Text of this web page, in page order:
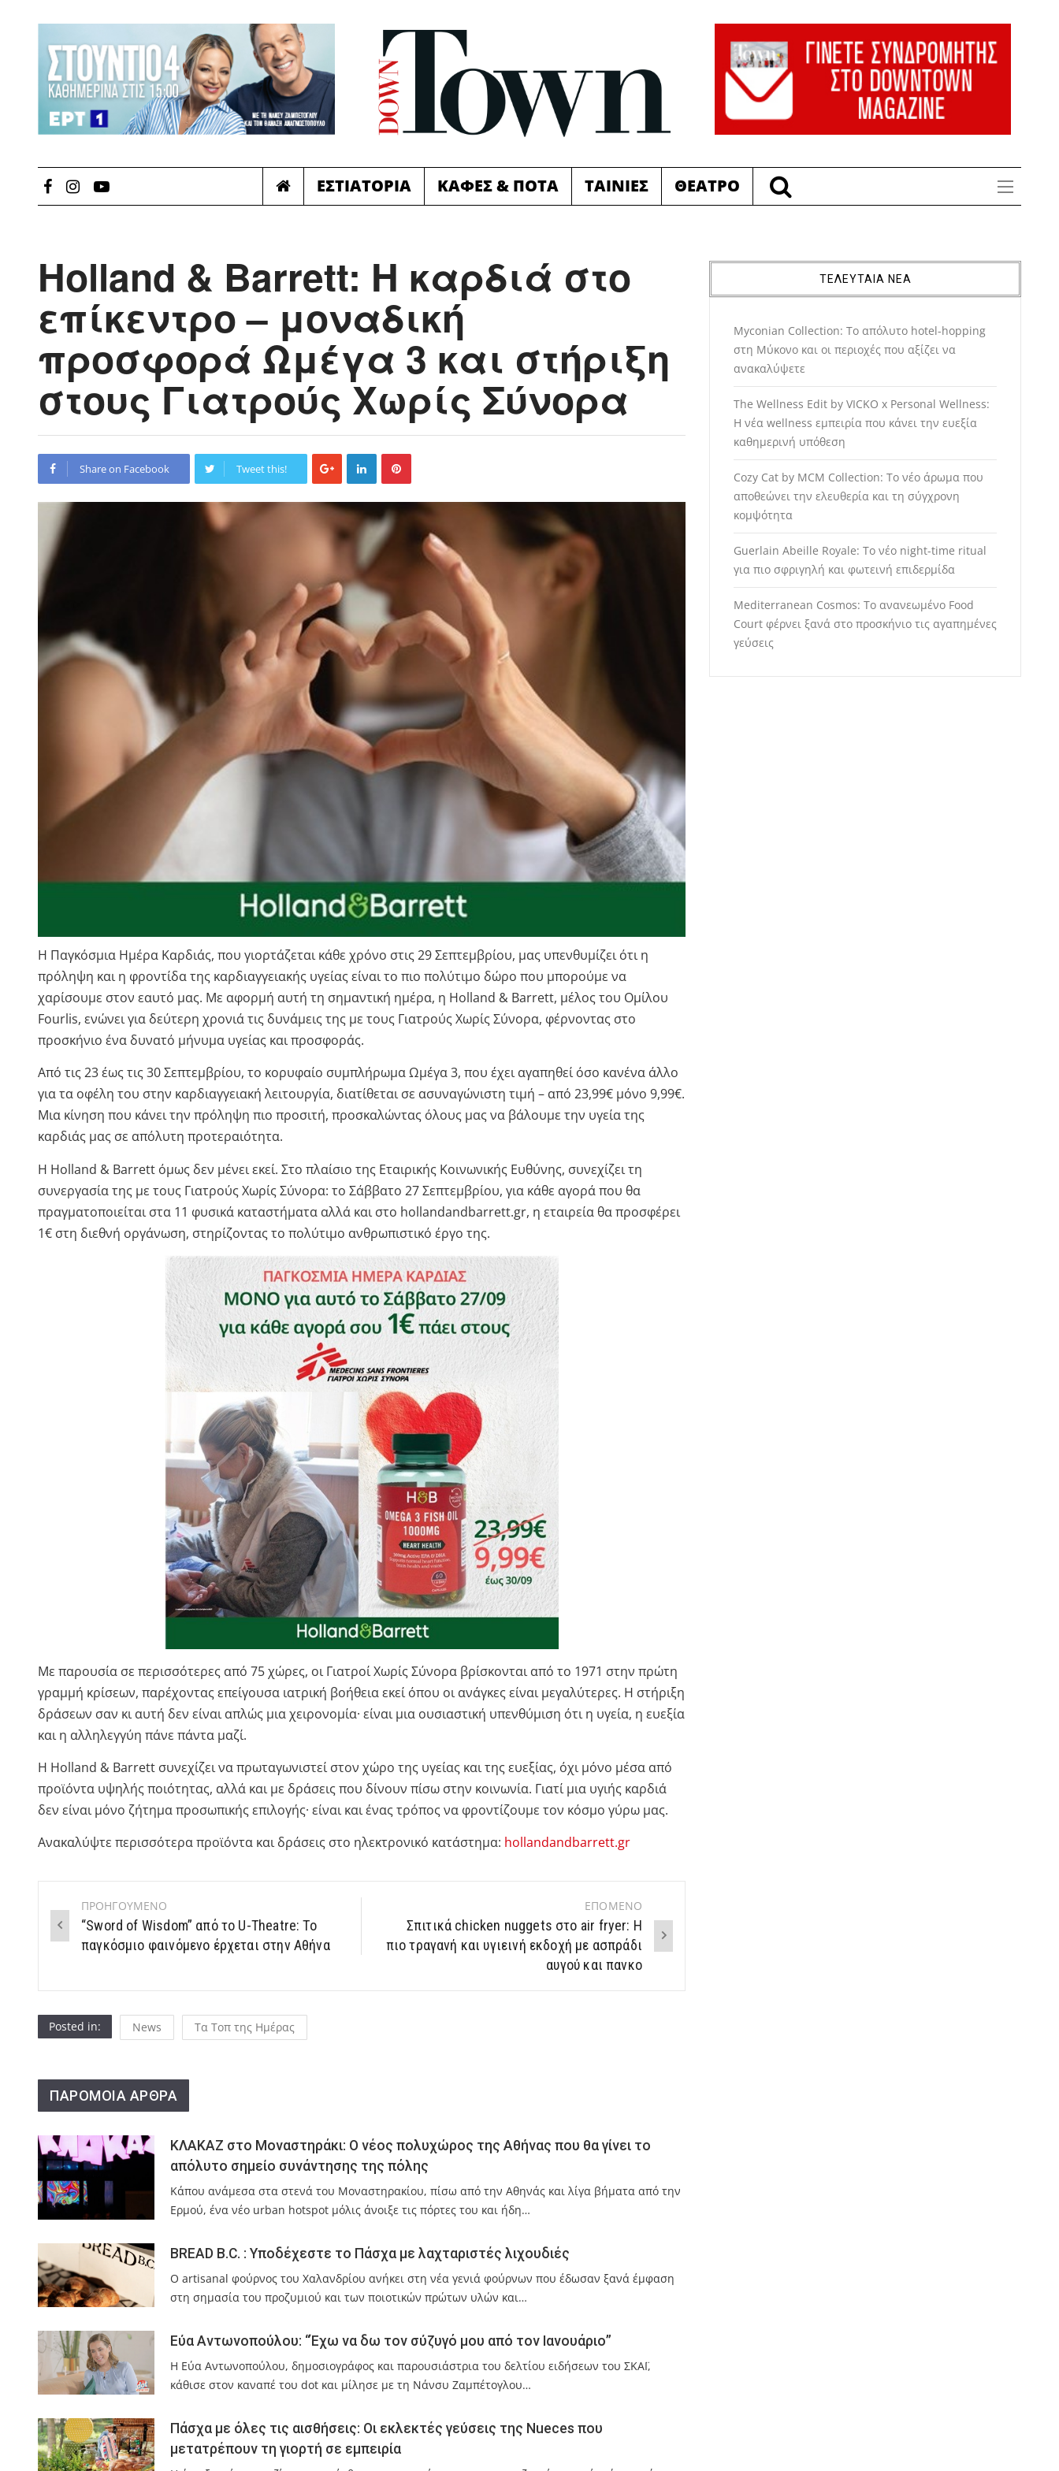
ΕΣΤΙΑΤΟΡΙΑ ΚΑΦΕΣ & ΠΟΤΑ ΤΑΙΝΙΕΣ ΘΕΑΤΡΟ
Holland & Barrett: Η καρδιά στο
επίκεντρο – μοναδική
προσφορά Ωμέγα 3 και στήριξη
στους Γιατρούς Χωρίς Σύνορα
Share on Facebook Tweet this!
Η Παγκόσμια Ημέρα Καρδιάς, που γιορτάζεται κάθε χρόνο στις 29 Σεπτεμβρίου, μας υπενθυμίζει ότι η
πρόληψη και η φροντίδα της καρδιαγγειακής υγείας είναι το πιο πολύτιμο δώρο που μπορούμε να
χαρίσουμε στον εαυτό μας. Με αφορμή αυτή τη σημαντική ημέρα, η Holland & Barrett, μέλος του Ομίλου
Fourlis, ενώνει για δεύτερη χρονιά τις δυνάμεις της με τους Γιατρούς Χωρίς Σύνορα, φέρνοντας στο
προσκήνιο ένα δυνατό μήνυμα υγείας και προσφοράς.
Από τις 23 έως τις 30 Σεπτεμβρίου, το κορυφαίο συμπλήρωμα Ωμέγα 3, που έχει αγαπηθεί όσο κανένα άλλο
για τα οφέλη του στην καρδιαγγειακή λειτουργία, διατίθεται σε ασυναγώνιστη τιμή – από 23,99€ μόνο 9,99€.
Μια κίνηση που κάνει την πρόληψη πιο προσιτή, προσκαλώντας όλους μας να βάλουμε την υγεία της
καρδιάς μας σε απόλυτη προτεραιότητα.
Η Holland & Barrett όμως δεν μένει εκεί. Στο πλαίσιο της Εταιρικής Κοινωνικής Ευθύνης, συνεχίζει τη
συνεργασία της με τους Γιατρούς Χωρίς Σύνορα: το Σάββατο 27 Σεπτεμβρίου, για κάθε αγορά που θα
πραγματοποιείται στα 11 φυσικά καταστήματα αλλά και στο hollandandbarrett.gr, η εταιρεία θα προσφέρει
1€ στη διεθνή οργάνωση, στηρίζοντας το πολύτιμο ανθρωπιστικό έργο της.
Με παρουσία σε περισσότερες από 75 χώρες, οι Γιατροί Χωρίς Σύνορα βρίσκονται από το 1971 στην πρώτη
γραμμή κρίσεων, παρέχοντας επείγουσα ιατρική βοήθεια εκεί όπου οι ανάγκες είναι μεγαλύτερες. Η στήριξη
δράσεων σαν κι αυτή δεν είναι απλώς μια χειρονομία· είναι μια ουσιαστική υπενθύμιση ότι η υγεία, η ευεξία
και η αλληλεγγύη πάνε πάντα μαζί.
Η Holland & Barrett συνεχίζει να πρωταγωνιστεί στον χώρο της υγείας και της ευεξίας, όχι μόνο μέσα από
προϊόντα υψηλής ποιότητας, αλλά και με δράσεις που δίνουν πίσω στην κοινωνία. Γιατί μια υγιής καρδιά
δεν είναι μόνο ζήτημα προσωπικής επιλογής· είναι και ένας τρόπος να φροντίζουμε τον κόσμο γύρω μας.
Ανακαλύψτε περισσότερα προϊόντα και δράσεις στο ηλεκτρονικό κατάστημα: hollandandbarrett.gr
Post
navigation
ΠΡΟΗΓΟΥΜΕΝΟ
“Sword of Wisdom” από το U-Theatre: Το
παγκόσμιο φαινόμενο έρχεται στην Αθήνα
ΕΠΟΜΕΝΟ
Σπιτικά chicken nuggets στο air fryer: Η
πιο τραγανή και υγιεινή εκδοχή με ασπράδι
αυγού και πανκο
Posted in: News Τα Τοπ της Ημέρας
ΠΑΡΟΜΟΙΑ ΑΡΘΡΑ
ΚΛΑΚΑΖ στο Μοναστηράκι: Ο νέος πολυχώρος της Αθήνας που θα γίνει το
απόλυτο σημείο συνάντησης της πόλης
Κάπου ανάμεσα στα στενά του Μοναστηρακίου, πίσω από την Αθηνάς και λίγα βήματα από την
Ερμού, ένα νέο urban hotspot μόλις άνοιξε τις πόρτες του και ήδη…
BREAD B.C. : Υποδέχεστε το Πάσχα με λαχταριστές λιχουδιές
Ο artisanal φούρνος του Χαλανδρίου ανήκει στη νέα γενιά φούρνων που έδωσαν ξανά έμφαση
στη σημασία του προζυμιού και των ποιοτικών πρώτων υλών και…
Εύα Αντωνοπούλου: “Έχω να δω τον σύζυγό μου από τον Ιανουάριο”
Η Εύα Αντωνοπούλου, δημοσιογράφος και παρουσιάστρια του δελτίου ειδήσεων του ΣΚΑΪ,
κάθισε στον καναπέ του dot και μίλησε με τη Νάνσυ Ζαμπέτογλου…
Πάσχα με όλες τις αισθήσεις: Οι εκλεκτές γεύσεις της Nueces που
μετατρέπουν τη γιορτή σε εμπειρία
ΤΕΛΕΥΤΑΙΑ ΝΕΑ
Myconian Collection: Το απόλυτο hotel-hopping
στη Μύκονο και οι περιοχές που αξίζει να
ανακαλύψετε
The Wellness Edit by VICKO x Personal Wellness:
Η νέα wellness εμπειρία που κάνει την ευεξία
καθημερινή υπόθεση
Cozy Cat by MCM Collection: Το νέο άρωμα που
αποθεώνει την ελευθερία και τη σύγχρονη
κομψότητα
Guerlain Abeille Royale: Το νέο night-time ritual
για πιο σφριγηλή και φωτεινή επιδερμίδα
Mediterranean Cosmos: Το ανανεωμένο Food
Court φέρνει ξανά στο προσκήνιο τις αγαπημένες
γεύσεις